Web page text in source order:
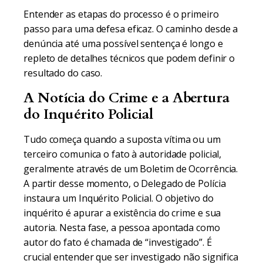
Entender as etapas do processo é o primeiro
passo para uma defesa eficaz. O caminho desde a
denúncia até uma possível sentença é longo e
repleto de detalhes técnicos que podem definir o
resultado do caso.
A Notícia do Crime e a Abertura
do Inquérito Policial
Tudo começa quando a suposta vítima ou um
terceiro comunica o fato à autoridade policial,
geralmente através de um Boletim de Ocorrência.
A partir desse momento, o Delegado de Polícia
instaura um Inquérito Policial. O objetivo do
inquérito é apurar a existência do crime e sua
autoria. Nesta fase, a pessoa apontada como
autor do fato é chamada de “investigado”. É
crucial entender que ser investigado não significa